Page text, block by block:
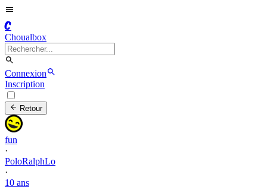
C
Choualbox
Connexion
Inscription
Retour
fun
·
PoloRalphLo
·
10 ans